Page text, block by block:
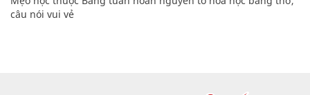
câu nói vui vẻ